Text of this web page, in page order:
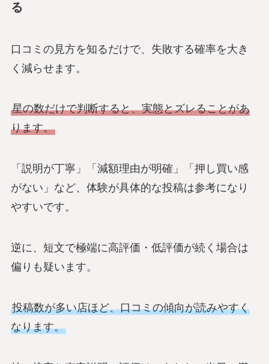
る
口コミの見方を知るだけで、失敗する確率を大き
く減らせます。
星の数だけで判断すると、実態とズレることがあ
ります。
「説明が丁寧」「減額理由が明確」「押し買い感
がない」など、体験が具体的な投稿は参考になり
やすいです。
逆に、短文で極端に高評価・低評価が続く場合は
偏りも疑います。
投稿数が多い店ほど、口コミの傾向が読みやすく
なります。